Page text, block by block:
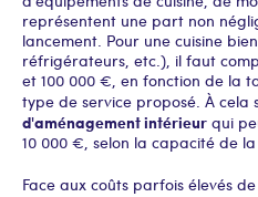
représentent une part non
lancement. Pour une cuisine
réfrigérateurs, etc.), il faut
et 100 000 €, en fonction de la
type de service proposé. À cela
d'aménagement intérieur qui
10 000 €, selon la capacité de la
Face aux coûts parfois élevés